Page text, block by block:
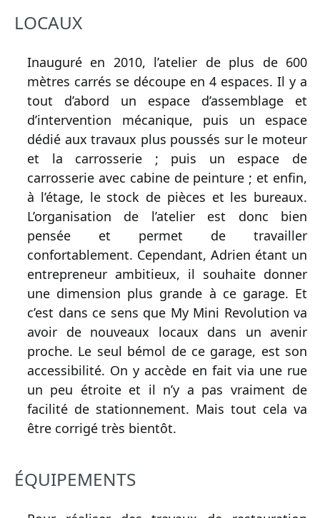
LOCAUX
Inauguré en 2010, l’atelier de plus de 600
mètres carrés se découpe en 4 espaces. Il y a
tout d’abord un espace d’assemblage et
d’intervention mécanique, puis un espace
dédié aux travaux plus poussés sur le moteur
et la carrosserie ; puis un espace de
carrosserie avec cabine de peinture ; et enfin,
à l’étage, le stock de pièces et les bureaux.
L’organisation de l’atelier est donc bien
pensée et permet de travailler
confortablement. Cependant, Adrien étant un
entrepreneur ambitieux, il souhaite donner
une dimension plus grande à ce garage. Et
c’est dans ce sens que My Mini Revolution va
avoir de nouveaux locaux dans un avenir
proche. Le seul bémol de ce garage, est son
accessibilité. On y accède en fait via une rue
un peu étroite et il n’y a pas vraiment de
facilité de stationnement. Mais tout cela va
être corrigé très bientôt.
ÉQUIPEMENTS